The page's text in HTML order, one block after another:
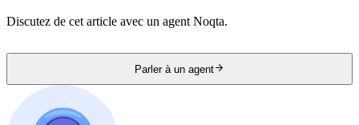
Discutez de cet article avec un agent Noqta.
Parler à un agent